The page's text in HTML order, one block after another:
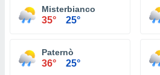
Misterbianco
35° 25°
Paternò
36° 25°